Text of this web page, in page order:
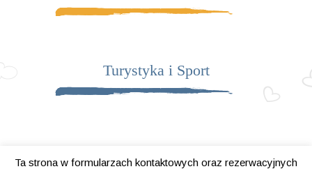
Turystyka i Sport
Ta strona w formularzach kontaktowych oraz rezerwacyjnych